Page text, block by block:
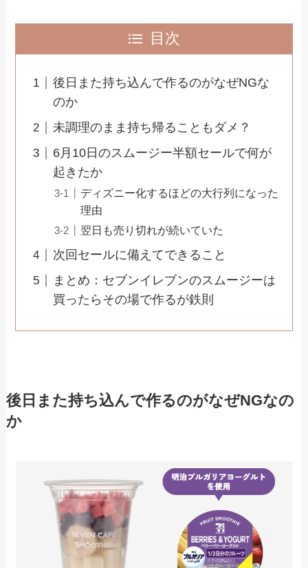
目次
後日また持ち込んで作るのがなぜNGな
のか
未調理のまま持ち帰ることもダメ？
6月10日のスムージー半額セールで何が
起きたか
ディズニー化するほどの大行列になった
理由
翌日も売り切れが続いていた
次回セールに備えてできること
まとめ：セブンイレブンのスムージーは
買ったらその場で作るが鉄則
後日また持ち込んで作るのがなぜNGなの
か